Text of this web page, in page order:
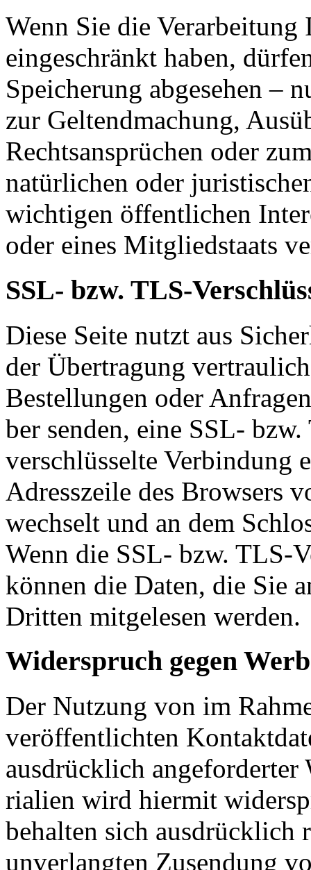
Wenn Sie die Verarbeitung
eingeschränkt haben,
Speicherung abgesehen
zur Geltendmachung,
Rechtsansprüchen oder
natürlichen oder
wichtigen öffentlichen
oder eines Mitgliedstaats
SSL- bzw. TLS-
Diese Seite nutzt aus
der Übertragung
Bestellungen oder
ber senden, eine SSL-
verschlüsselte Ver­bin­dung
Adresszeile des Browsers
wechselt und an dem
Wenn die SSL- bzw. TLS-
können die Daten, die Sie
Dritten mitgelesen werden.
Widerspruch gegen
Der Nutzung von im
veröffentlichten
ausdrücklich
ri­a­lien wird hiermit
behalten sich aus­drück­lich
unverlangten Zusendung